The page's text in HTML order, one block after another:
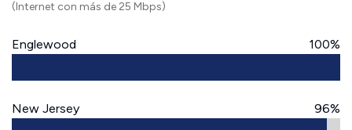
(Internet con más de 25 Mbps)
Englewood 100%
New Jersey 96%